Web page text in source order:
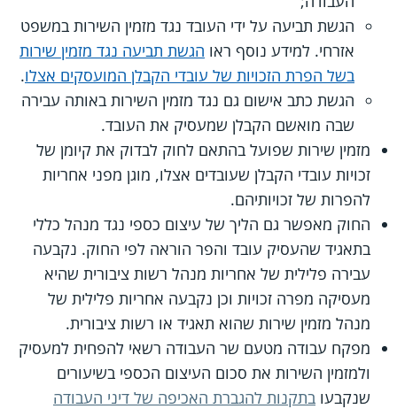
הגשת תביעה על ידי העובד נגד מזמין השירות במשפט
אזרחי. למידע נוסף ראו הגשת תביעה נגד מזמין שירות
בשל הפרת הזכויות של עובדי הקבלן המועסקים אצלו.
הגשת כתב אישום גם נגד מזמין השירות באותה עבירה
שבה מואשם הקבלן שמעסיק את העובד.
מזמין שירות שפועל בהתאם לחוק לבדוק את קיומן של
זכויות עובדי הקבלן שעובדים אצלו, מוגן מפני אחריות
להפרות של זכויותיהם.
החוק מאפשר גם הליך של עיצום כספי נגד מנהל כללי
בתאגיד שהעסיק עובד והפר הוראה לפי החוק. נקבעה
עבירה פלילית של אחריות מנהל רשות ציבורית שהיא
מעסיקה מפרה זכויות וכן נקבעה אחריות פלילית של
מנהל מזמין שירות שהוא תאגיד או רשות ציבורית.
מפקח עבודה מטעם שר העבודה רשאי להפחית למעסיק
ולמזמין השירות את סכום העיצום הכספי בשיעורים
שנקבעו בתקנות להגברת האכיפה של דיני העבודה